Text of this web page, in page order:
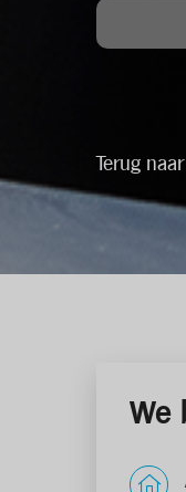
Terug
We